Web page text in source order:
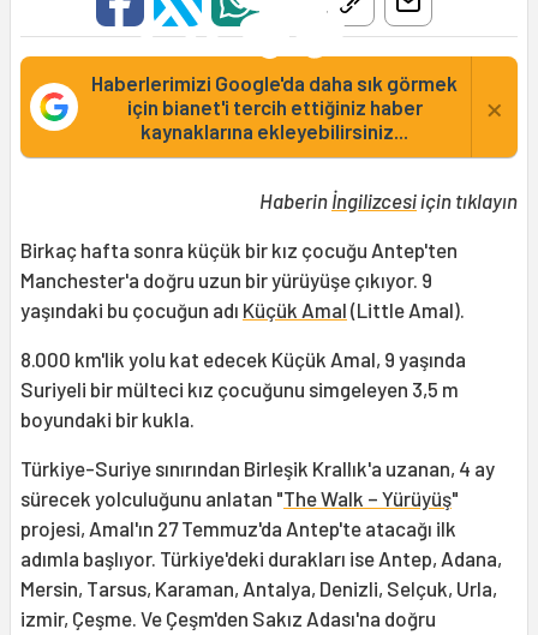
Haberlerimizi Google'da daha sık görmek
için bianet'i tercih ettiğiniz haber
kaynaklarına ekleyebilirsiniz...
×
Haberin İngilizcesiiçin tıklayın
Birkaç hafta sonra küçük bir kız çocuğu Antep'ten
Manchester'a doğru uzun bir yürüyüşe çıkıyor. 9
yaşındaki bu çocuğun adı Küçük Amal (Little Amal).
8.000 km'lik yolu kat edecek Küçük Amal, 9 yaşında
Suriyeli bir mülteci kız çocuğunu simgeleyen 3,5 m
boyundaki bir kukla.
Türkiye-Suriye sınırından Birleşik Krallık'a uzanan, 4 ay
sürecek yolculuğunu anlatan "The Walk – Yürüyüş"
projesi, Amal'ın 27 Temmuz'da Antep'te atacağı ilk
adımla başlıyor. Türkiye'deki durakları ise Antep, Adana,
Mersin, Tarsus, Karaman, Antalya, Denizli, Selçuk, Urla,
izmir, Çeşme. Ve Çeşm'den Sakız Adası'na doğru